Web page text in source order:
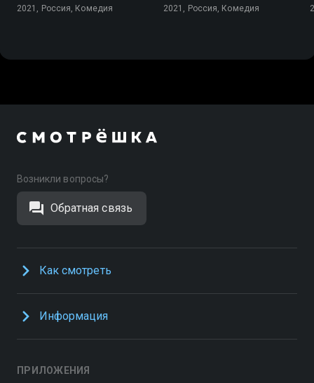
2021, Россия, Комедия 2021, Россия, Комедия
Возникли вопросы?
Обратная связь
Как смотреть
Информация
ПРИЛОЖЕНИЯ